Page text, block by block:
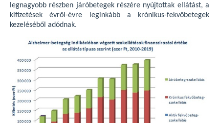
legnagyobb részben járóbetegek részére nyújtottak ellátást, a
kifizetések évről-évre leginkább a krónikus-fekvőbetegek
kezeléséből adódnak.